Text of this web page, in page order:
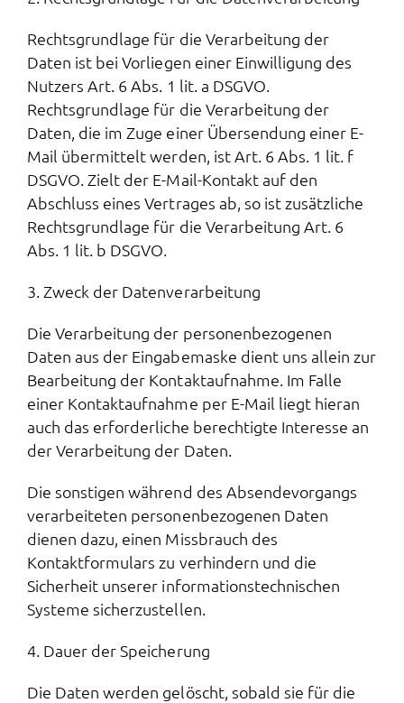
Rechtsgrundlage für die Verarbeitung der
Daten ist bei Vorliegen einer Einwilligung des
Nutzers Art. 6 Abs. 1 lit. a DSGVO.
Rechtsgrundlage für die Verarbeitung der
Daten, die im Zuge einer Übersendung einer E-
Mail übermittelt werden, ist Art. 6 Abs. 1 lit. f
DSGVO. Zielt der E-Mail-Kontakt auf den
Abschluss eines Vertrages ab, so ist zusätzliche
Rechtsgrundlage für die Verarbeitung Art. 6
Abs. 1 lit. b DSGVO.
3. Zweck der Datenverarbeitung
Die Verarbeitung der personenbezogenen
Daten aus der Eingabemaske dient uns allein zur
Bearbeitung der Kontaktaufnahme. Im Falle
einer Kontaktaufnahme per E-Mail liegt hieran
auch das erforderliche berechtigte Interesse an
der Verarbeitung der Daten.
Die sonstigen während des Absendevorgangs
verarbeiteten personenbezogenen Daten
dienen dazu, einen Missbrauch des
Kontaktformulars zu verhindern und die
Sicherheit unserer informationstechnischen
Systeme sicherzustellen.
4. Dauer der Speicherung
Die Daten werden gelöscht, sobald sie für die